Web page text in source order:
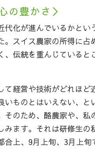
の豊かさ＞
代化が進んでいるかと
。スイス農家の所得に
、伝統を重んじている
経営や技術がどれほど
いものとはいえない、
そのため、酪農家や、
みます。それは研修生
合上、9月上旬、3月上